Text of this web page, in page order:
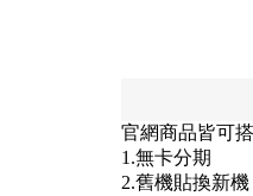
官網商品皆可
1.無卡分期
2.舊機貼換新機